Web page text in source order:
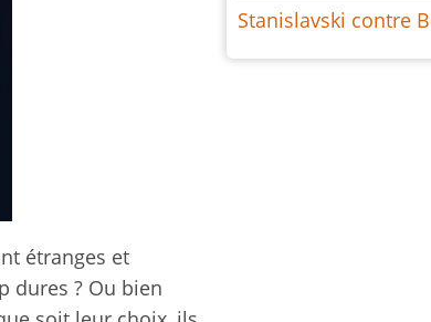
étranges et
dures ? Ou bien
Stanislavski contre